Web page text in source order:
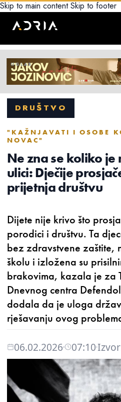
Skip to main content Skip to footer
DRUŠTVO
"KAŽNJAVATI I OSOBE
NOVAC"
Ne zna se koliko je
ulici: Dječije
prijetnja društvu
Dijete nije krivo što
porodici i društvu. Ta
bez zdravstvene zaštite,
školu i izložena su
brakovima, kazala je za
Dnevnog centra
dodala da je uloga
rješavanju ovog
06.02.2026 07:10